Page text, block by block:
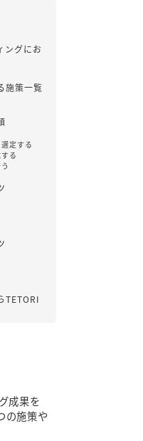
ングにお
施策一覧
定する
る
TETORI
成果を
の施策や